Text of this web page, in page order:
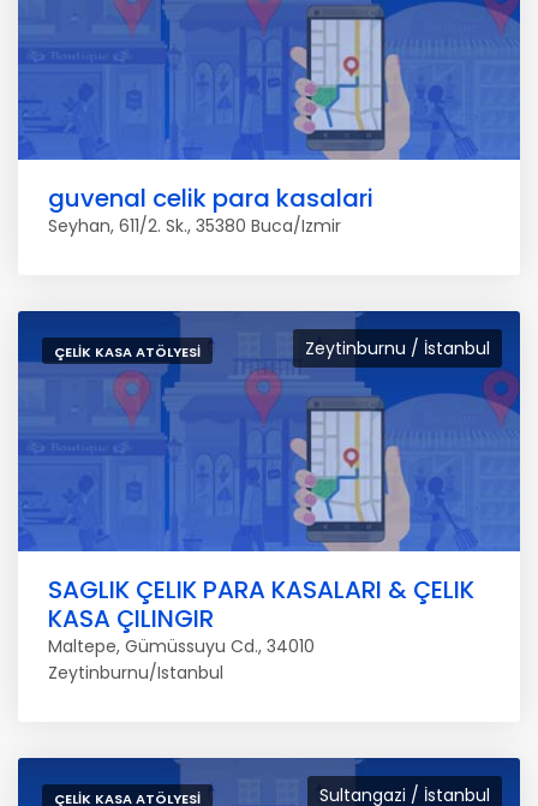
guvenal celik para kasalari
Seyhan, 611/2. Sk., 35380 Buca/Izmir
Zeytinburnu / İstanbul
ÇELIK KASA ATÖLYESI
SAGLIK ÇELIK PARA KASALARI & ÇELIK
KASA ÇILINGIR
Maltepe, Gümüssuyu Cd., 34010
Zeytinburnu/Istanbul
Sultangazi / İstanbul
ÇELIK KASA ATÖLYESI